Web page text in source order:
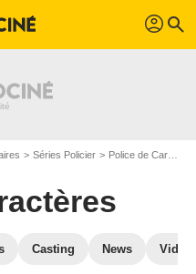
profil search
Séries Policier Police de Caractères
Casting News